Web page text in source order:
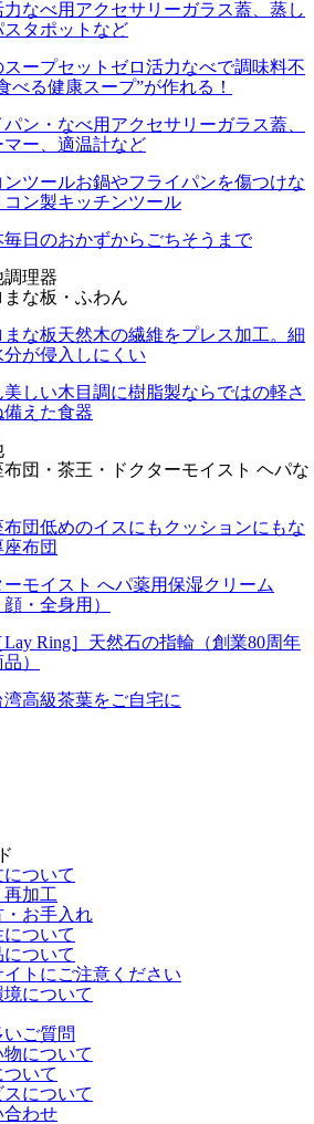
力なべ用アクセサリーガラス蓋、蒸し
スタポットなど
ープセット ゼロ活力なべで調味料不
べる健康スープ”が作れる！
パン・なべ用アクセサリーガラス蓋、
マー、適温計など
ンツールお鍋やフライパンを傷つけな
コン製キッチンツール
毎日のおかずからごちそうまで
調理器
まな板・ふわん
まな板天然木の繊維をプレス加工。細
分が侵入しにくい
美しい木目調に樹脂製ならではの軽さ
備えた食器
布団・茶王・ドクターモイスト ヘパな
団低めのイスにもクッションにもな
布団
ーモイスト へパ薬用保湿クリーム
顔・全身用）
Ring］ 天然石の指輪（創業80周年
）
湾高級茶葉をご自宅に
について
加工
・お手入れ
ついて
ついて
イトにご注意ください
について
ご質問
物について
いて
について
合わせ